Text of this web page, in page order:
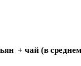
+ чай (в